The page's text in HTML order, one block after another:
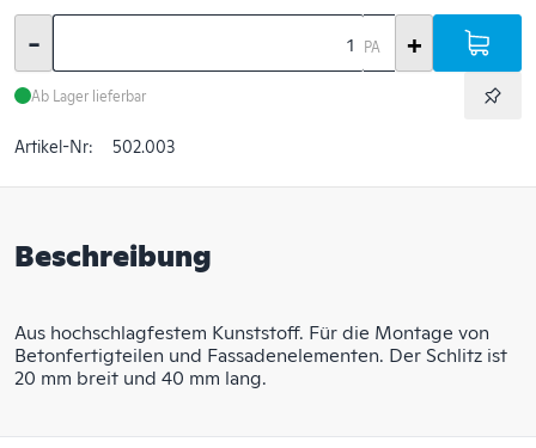
- PA +
Ab Lager lieferbar
Artikel-Nr: 502.003
Beschreibung
Aus hochschlagfestem Kunststoff. Für die Montage von
Betonfertigteilen und Fassadenelementen. Der Schlitz ist
20 mm breit und 40 mm lang.